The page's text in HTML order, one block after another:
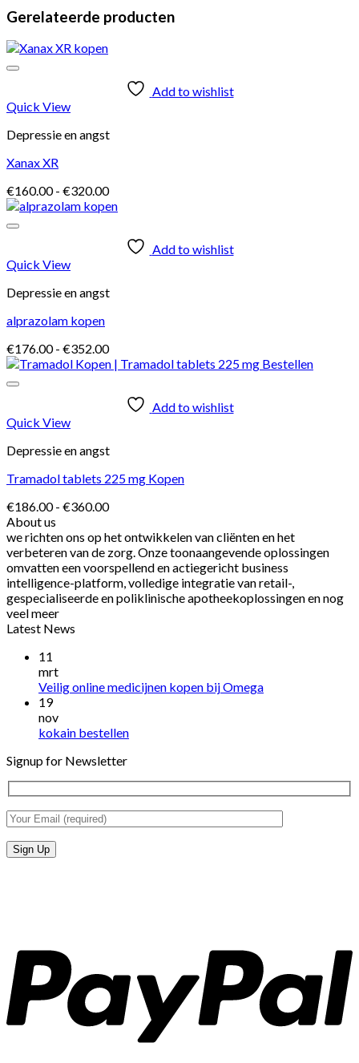
Gerelateerde producten
Add to wishlist
Quick View
Depressie en angst
Xanax XR
€160.00 - €320.00Prijsklasse:
€160.00
€320.00
Add to wishlist
Quick View
Depressie en angst
alprazolam kopen
€176.00 - €352.00Prijsklasse:
€176.00
€352.00
Add to wishlist
Quick View
Depressie en angst
Tramadol tablets 225 mg Kopen
€186.00 - €360.00Prijsklasse:
tot
€360.00
About us
we richten ons op het ontwikkelen van cliënten en het
verbeteren van de zorg. Onze toonaangevende oplossingen
omvatten een voorspellend en actiegericht business
intelligence-platform, volledige integratie van retail-,
gespecialiseerde en poliklinische apotheekoplossingen en nog
veel meer
Latest News
11
mrt
Veilig online medicijnen kopen bij Omega
19
nov
kokain bestellen
Signup for Newsletter